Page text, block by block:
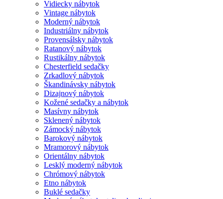
Vidiecky nábytok
Vintage nábytok
Moderný nábytok
Industriálny nábytok
Provensálsky nábytok
Ratanový nábytok
Rustikálny nábytok
Chesterfield sedačky
Zrkadlový nábytok
Škandinávsky nábytok
Dizajnový nábytok
Kožené sedačky a nábytok
Masívny nábytok
Sklenený nábytok
Zámocký nábytok
Barokový nábytok
Mramorový nábytok
Orientálny nábytok
Lesklý moderný nábytok
Chrómový nábytok
Etno nábytok
Buklé sedačky